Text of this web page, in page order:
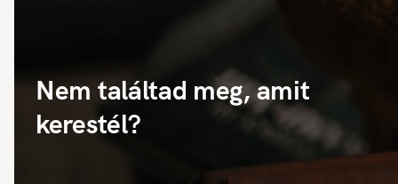
Nem találtad meg, amit
kerestél?